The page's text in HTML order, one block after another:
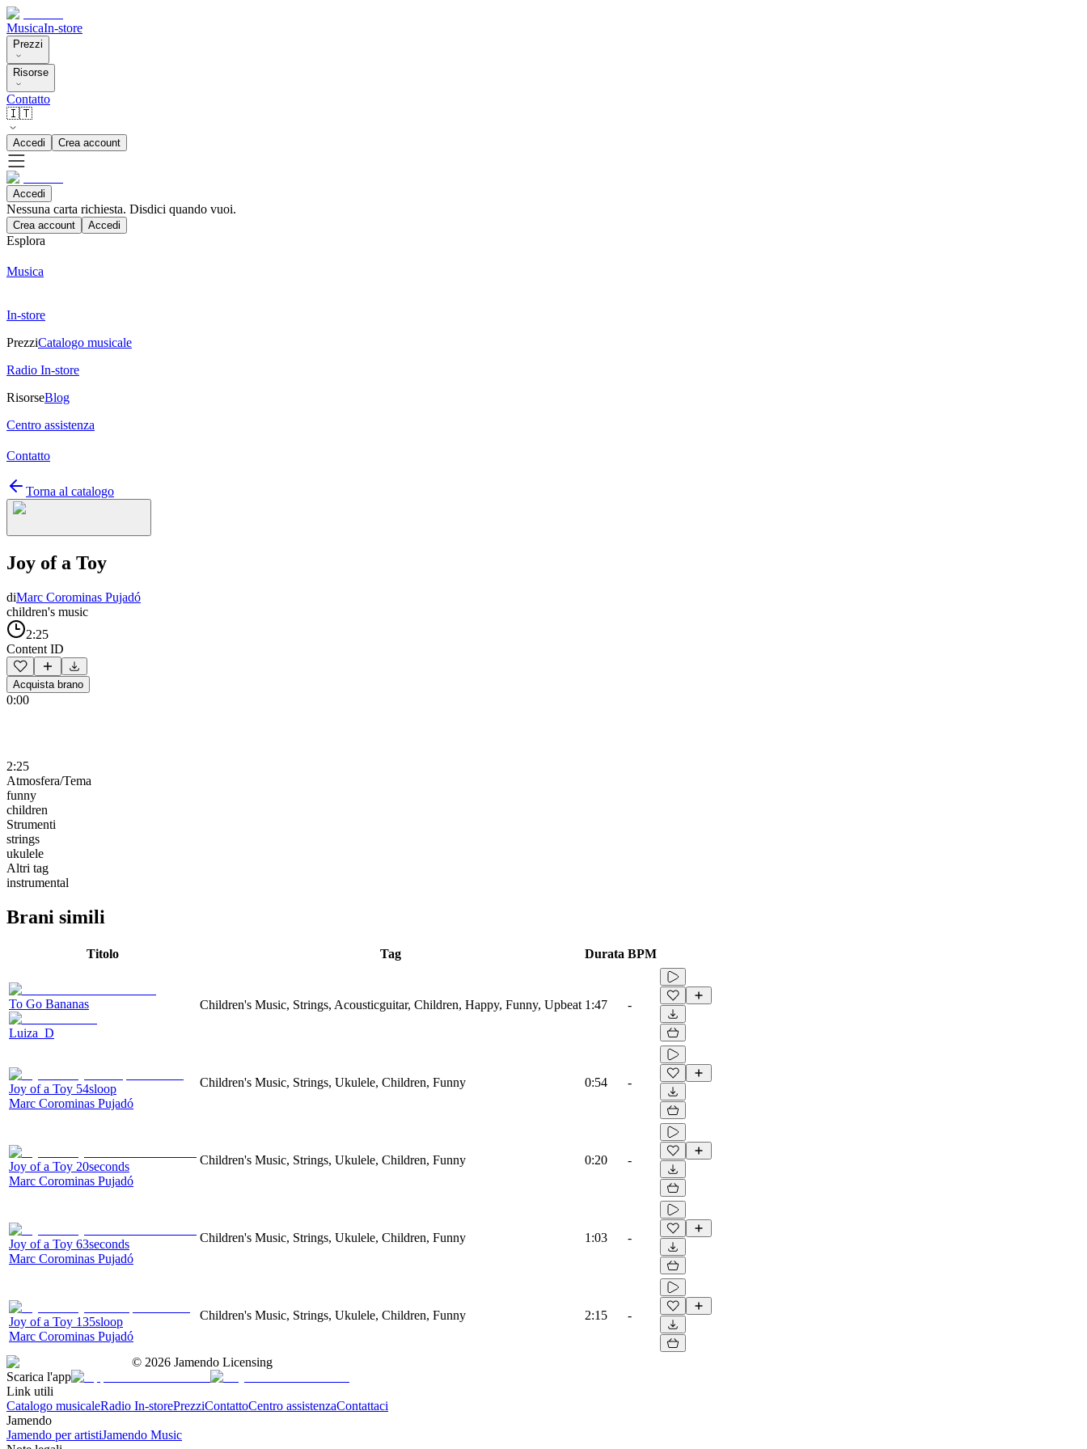
MusicaIn-store
Prezzi
Risorse
Contatto
🇮🇹
Accedi Crea account
Accedi
Nessuna carta richiesta. Disdici quando vuoi.
Crea account Accedi
Esplora
Musica
In-store
PrezziCatalogo musicale
Radio In-store
RisorseBlog
Centro assistenza
Contatto
Torna al catalogo
Joy of a Toy
diMarc Corominas Pujadó
children's music
2:25
Content ID
Acquista brano
0:00
2:25
Atmosfera/Tema
funny
children
Strumenti
strings
ukulele
Altri tag
instrumental
Brani simili
Titolo Tag Durata BPM
To Go Bananas
Luiza_D
Children's Music, Strings, Acousticguitar, Children, Happy, Funny, Upbeat 1:47 -
Joy of a Toy 54sloop
Marc Corominas Pujadó
Children's Music, Strings, Ukulele, Children, Funny 0:54 -
Joy of a Toy 20seconds
Marc Corominas Pujadó
Children's Music, Strings, Ukulele, Children, Funny 0:20 -
Joy of a Toy 63seconds
Marc Corominas Pujadó
Children's Music, Strings, Ukulele, Children, Funny 1:03 -
Joy of a Toy 135sloop
Marc Corominas Pujadó
Children's Music, Strings, Ukulele, Children, Funny 2:15 -
© 2026 Jamendo Licensing
Scarica l'app
Link utili
Catalogo musicaleRadio In-storePrezziContattoCentro assistenzaContattaci
Jamendo
Jamendo per artistiJamendo Music